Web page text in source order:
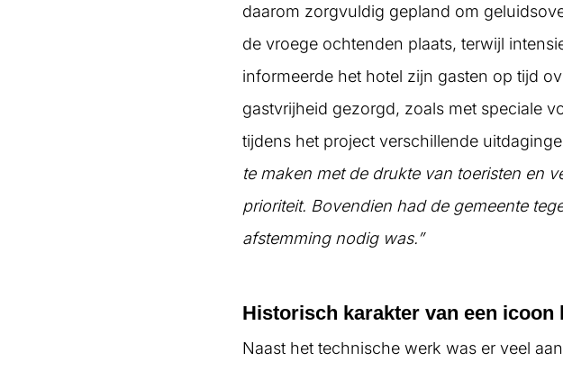
daarom zorgvuldig gepland om
de vroege ochtenden plaats, terwijl
informeerde het hotel zijn gasten op tijd
gastvrijheid gezorgd, zoals met speciale
tijdens het project verschillende
te maken met de drukte van toeristen en
prioriteit. Bovendien had de gemeente
afstemming nodig was.”
Historisch karakter van een icoon
Naast het technische werk was er veel